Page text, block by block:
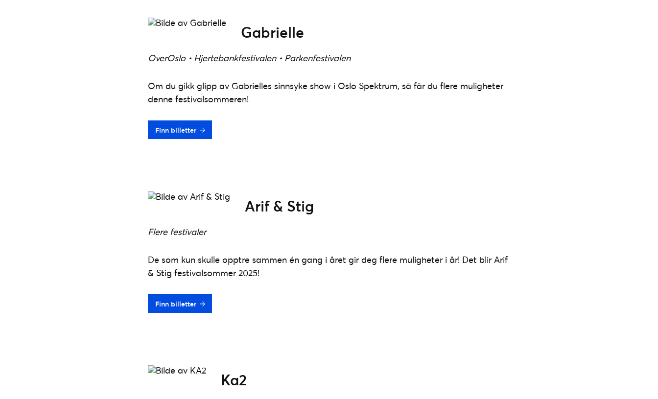
Gabrielle
OverOslo • Hjertebankfestivalen • Parkenfestivalen
Om du gikk glipp av Gabrielles sinnsyke show i Oslo Spektrum, så får du flere muligheter
denne festivalsommeren!
Finn billetter
Arif & Stig
Flere festivaler
De som kun skulle opptre sammen én gang i året gir deg flere muligheter i år! Det blir Arif
& Stig festivalsommer 2025!
Finn billetter
Ka2